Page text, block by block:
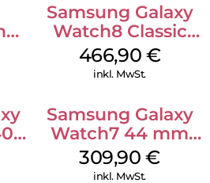
Samsung Galaxy
Watch8 Classic
White
466,90 €
inkl. MwSt.
Samsung Galaxy
Watch7 44 mm
Silver
309,90€
inkl. MwSt.